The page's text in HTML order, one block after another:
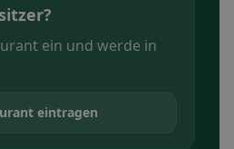
ein und werde in
eintragen